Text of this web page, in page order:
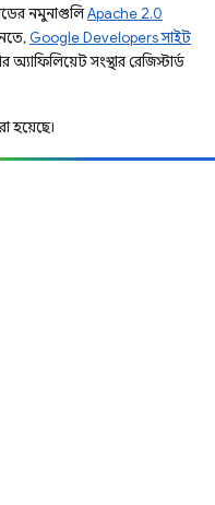
নমুনাগুলিApache 2.0
Google Developers সাইট
সংস্থার রেজিস্টার্ড
হয়েছে।